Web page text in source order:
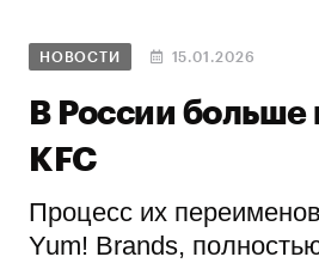
НОВОСТИ 15.01.2026
В России
KFC
Процесс их
Yum! Brands,